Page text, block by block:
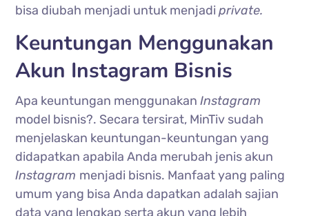
bisa diubah menjadi untuk menjadiprivate.
Keuntungan Menggunakan
Akun Instagram Bisnis
Apa keuntungan menggunakanInstagram
model bisnis?. Secara tersirat, MinTiv sudah
menjelaskan keuntungan-keuntungan yang
didapatkan apabila Anda merubah jenis akun
Instagram menjadi bisnis. Manfaat yang paling
umum yang bisa Anda dapatkan adalah sajian
data yang lengkap serta akun yang lebih